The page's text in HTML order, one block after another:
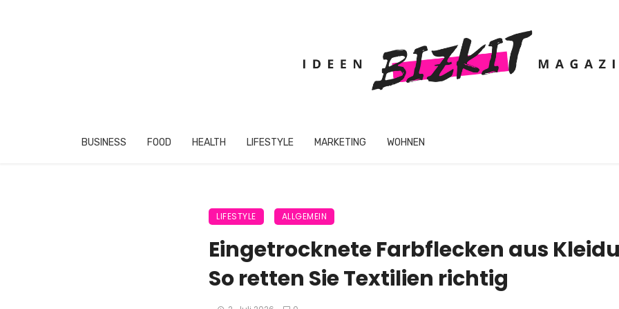
BUSINESS FOOD HEALTH LIFESTYLE MARKETING WOHNEN
LIFESTYLE ALLGEMEIN
Eingetrocknete Farbflecken aus
So retten Sie Textilien richtig